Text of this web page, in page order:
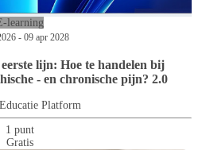
learning
- 09 apr 2028
lijn: Hoe te handelen bij
- en chronische pijn? 2.0
Platform
1 punt
Gratis